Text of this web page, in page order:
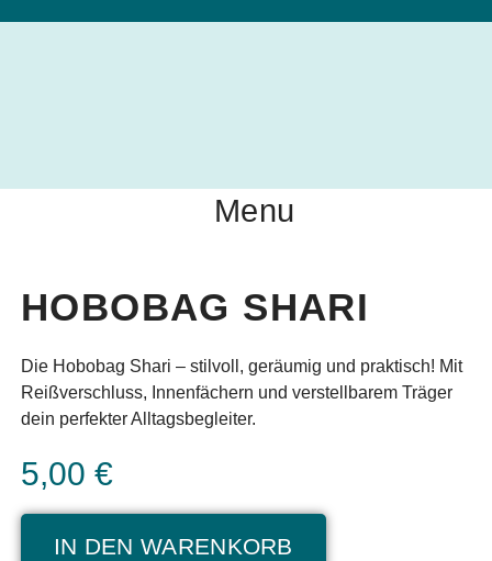
Menu
HOBOBAG SHARI
Die Hobobag Shari – stilvoll, geräumig und praktisch! Mit
Reißverschluss, Innenfächern und verstellbarem Träger
dein perfekter Alltagsbegleiter.
5,00 €
IN DEN WARENKORB